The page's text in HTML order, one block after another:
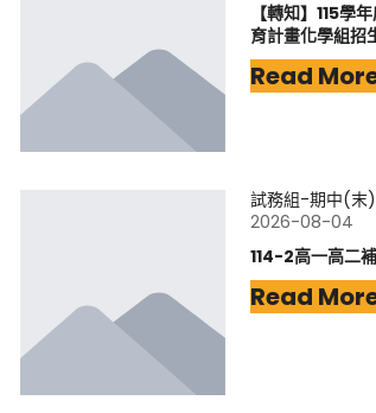
【轉知】115學
育計畫化學組招
Read
試務組-期中(末
2026-08-04
114-2高一高二
Read